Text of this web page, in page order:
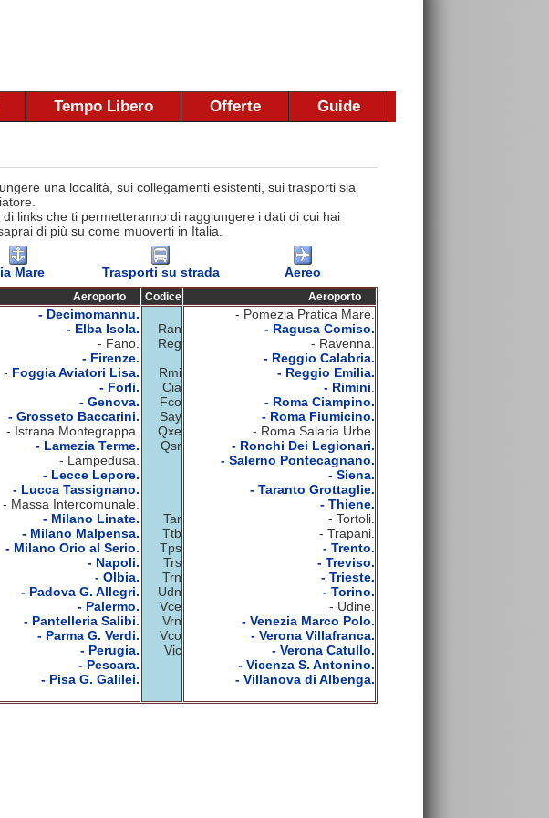
Tempo Libero Offerte Guide
una località, sui collegamenti esistenti, sui trasporti sia
links che ti permetteranno di raggiungere i dati di cui hai
di più su come muoverti in Italia.
Mare Trasporti su strada
Aereo
Aeroporto Codice Aeroporto
- Decimomannu.
- Elba Isola.
- Fano.
- Firenze.
- Foggia Aviatori Lisa.
- Forli.
- Genova.
- Grosseto Baccarini.
- Istrana Montegrappa.
- Lamezia Terme.
- Lampedusa.
- Lecce Lepore.
- Lucca Tassignano.
- Massa Intercomunale.
- Milano Linate.
- Milano Malpensa.
- Milano Orio al Serio.
- Napoli.
- Olbia.
- Padova G. Allegri.
- Palermo.
- Pantelleria Salibi.
- Parma G. Verdi.
- Perugia.
- Pescara.
- Pisa G. Galilei.
Ran
Reg
Rmi
Cia
Fco
Say
Qxe
Qsr
Tar
Ttb
Tps
Trs
Trn
Udn
Vce
Vrn
Vco
Vic
- Pomezia Pratica Mare.
- Ragusa Comiso.
- Ravenna.
- Reggio Calabria.
- Reggio Emilia.
- Rimini
- Roma Ciampino.
- Roma Fiumicino.
- Roma Salaria Urbe.
- Ronchi Dei Legionari.
- Salerno Pontecagnano.
- Siena.
- Taranto Grottaglie.
- Thiene.
- Tortoli.
- Trapani.
- Trento.
- Treviso.
- Trieste.
- Torino.
- Udine.
- Venezia Marco Polo.
- Verona Villafranca.
- Verona Catullo.
- Vicenza S. Antonino.
- Villanova di Albenga.